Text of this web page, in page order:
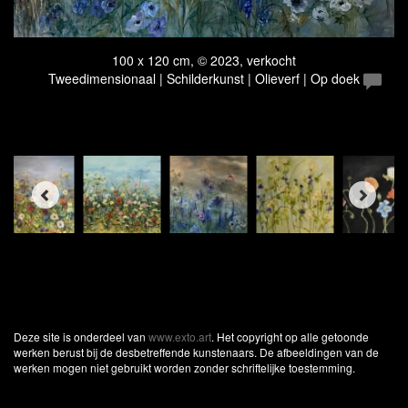
100 x 120 cm, © 2023, verkocht
Tweedimensionaal | Schilderkunst | Olieverf | Op doek
Deze site is onderdeel van www.exto.art. Het copyright op alle getoonde
werken berust bij de desbetreffende kunstenaars. De afbeeldingen van de
werken mogen niet gebruikt worden zonder schriftelijke toestemming.